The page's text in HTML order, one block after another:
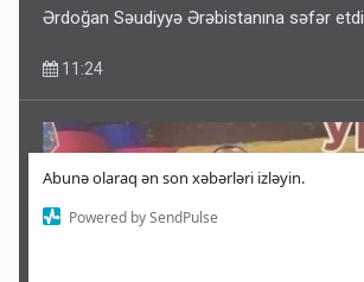
Abunə olaraq ən son xəbərləri izləyin.
Powered by SendPulse
Ərdoğan Səudiyyə Ərəbistanına səfər etdi
11:24